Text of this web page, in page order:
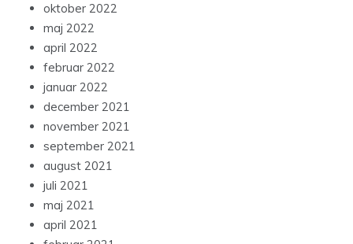
oktober 2022
maj 2022
april 2022
februar 2022
januar 2022
december 2021
november 2021
september 2021
august 2021
juli 2021
maj 2021
april 2021